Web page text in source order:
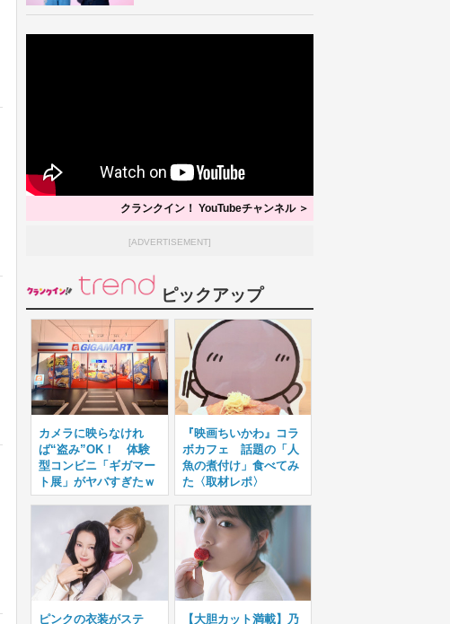
クランクイン！ YouTubeチャンネル ＞
[ADVERTISEMENT]
ピックアップ
カメラに映らなけれ
ば“盗み”OK！ 体験
型コンビニ「ギガマー
ト展」がヤバすぎたｗ
『映画ちいかわ』コラ
ボカフェ 話題の「人
魚の煮付け」食べてみ
た〈取材レポ〉
ピンクの衣装がステ 【大胆カット満載】乃